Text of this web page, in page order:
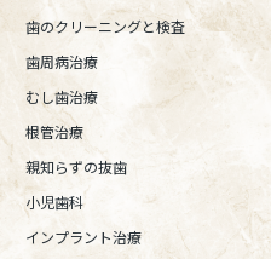
歯のクリーニングと検査
歯周病治療
むし歯治療
根管治療
親知らずの抜歯
小児歯科
インプラント治療